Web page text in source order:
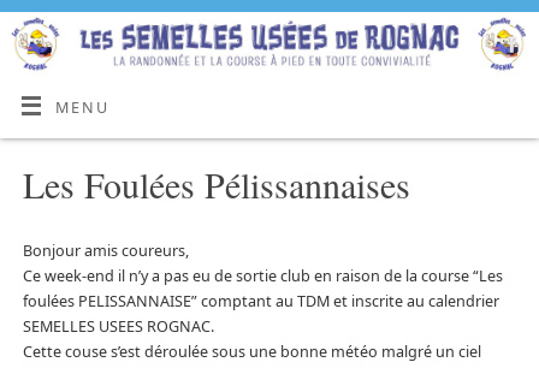
MENU
Les Foulées Pélissannaises
Bonjour amis coureurs,
Ce week-end il n’y a pas eu de sortie club en raison de la course “Les
foulées PELISSANNAISE” comptant au TDM et inscrite au calendrier
SEMELLES USEES ROGNAC.
Cette couse s’est déroulée sous une bonne météo malgré un ciel